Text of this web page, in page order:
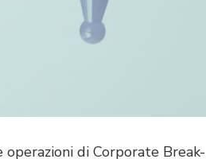
di Corporate